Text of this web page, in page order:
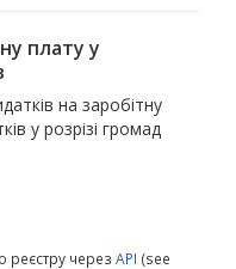
плату у
на заробітну
у розрізі громад
реєстру через API (see